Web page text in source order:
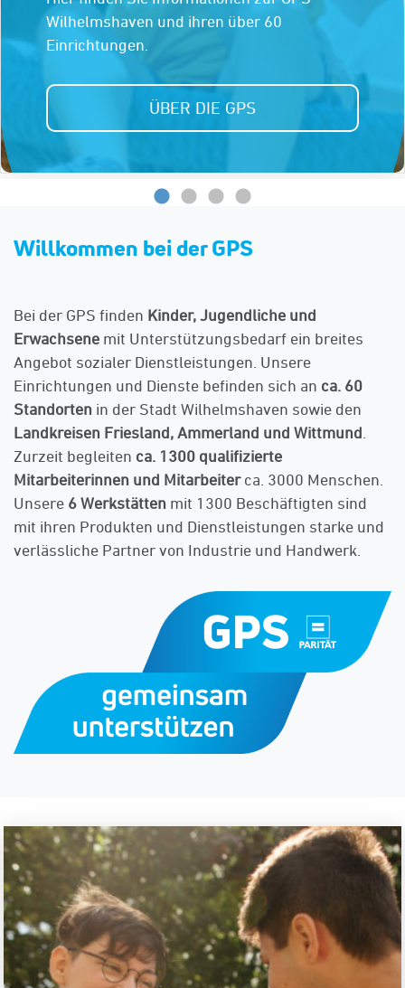
Wilhelmshaven und ihren über 60
Einrichtungen.
ÜBER DIE GPS
wie vielfältig die GPS ist!
NEUES BEI DER GPS
unterstützen. Sie können das z.B. tun, indem
Sie uns eine Spende zukommen lassen.
SPENDEN FÜR DIE GPS
JETZT UNTERSCHREIBEN. STIMME
Willkommen bei der GPS
Bei der GPS finden Kinder, Jugendliche und
Erwachsene mit Unterstützungsbedarf ein breites
Angebot sozialer Dienstleistungen. Unsere
Einrichtungen und Dienste befinden sich an ca. 60
Standorten in der Stadt Wilhelmshaven sowie den
Landkreisen Friesland, Ammerland und Wittmund
Zurzeit begleiten ca. 1300 qualifizierte
Mitarbeiterinnen und Mitarbeiterca. 3000 Menschen.
Unsere 6 Werkstätten mit 1300 Beschäftigten sind
mit ihren Produkten und Dienstleistungen starke und
verlässliche Partner von Industrie und Handwerk.